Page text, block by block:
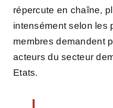
répercute en chaîne,
intensément selon les
membres demandent
acteurs du secteur
Etats.